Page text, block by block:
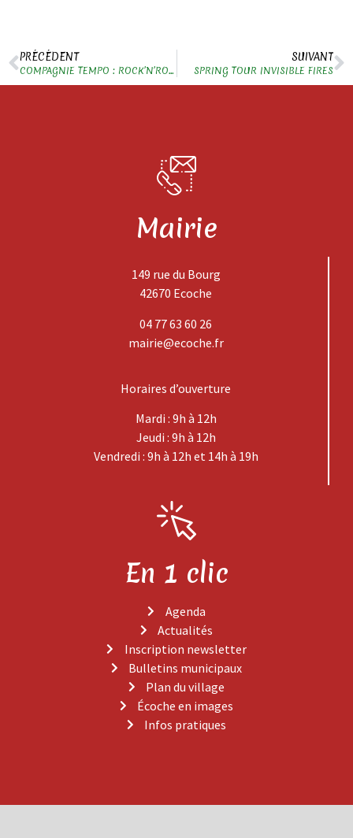
PRÉCÉDENT
COMPAGNIE TEMPO : ROCK’N’ROLL CIRCUS
SUIVANT
SPRING TOUR INVISIBLE FIRES
Mairie
149 rue du Bourg
42670 Ecoche
04 77 63 60 26
mairie@ecoche.fr
Horaires d’ouverture
Mardi : 9h à 12h
Jeudi : 9h à 12h
Vendredi : 9h à 12h et 14h à 19h
En 1 clic
Agenda
Actualités
Inscription newsletter
Bulletins municipaux
Plan du village
Écoche en images
Infos pratiques